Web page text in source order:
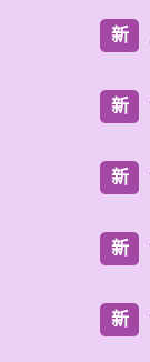
新
新
新
新
新